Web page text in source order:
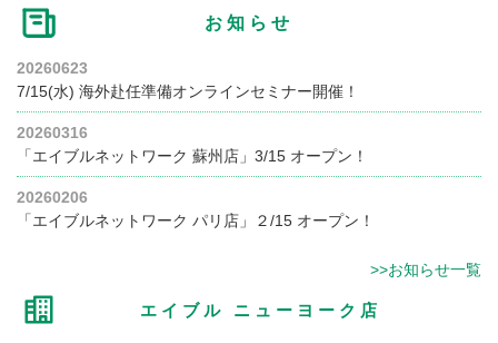
お知らせ
20260623
7/15(水) 海外赴任準備オンラインセミナー開催！
20260316
「エイブルネットワーク 蘇州店」3/15 オープン！
20260206
「エイブルネットワーク パリ店」２/15 オープン！
>>お知らせ一覧
エイブル ニューヨーク店